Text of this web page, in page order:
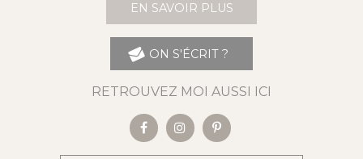
EN SAVOIR PLUS
ON S'ÉCRIT ?
RETROUVEZ MOI AUSSI ICI